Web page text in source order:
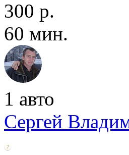
300 р.
60 мин.
1 авто
Сергей